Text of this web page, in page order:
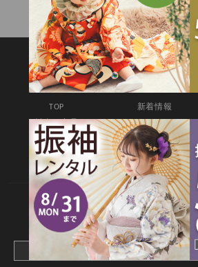
SITEMAP
TOP 新着情報
料金・商品
キャンペーン
店舗情報
よくあるご質問
web撮影予約
CONTACT
webでご予約はこちら